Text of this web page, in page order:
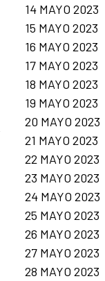
14 MAYO 2023
15 MAYO 2023
16 MAYO 2023
17 MAYO 2023
18 MAYO 2023
19 MAYO 2023
20 MAYO 2023
21 MAYO 2023
22 MAYO 2023
23 MAYO 2023
24 MAYO 2023
25 MAYO 2023
26 MAYO 2023
27 MAYO 2023
28 MAYO 2023